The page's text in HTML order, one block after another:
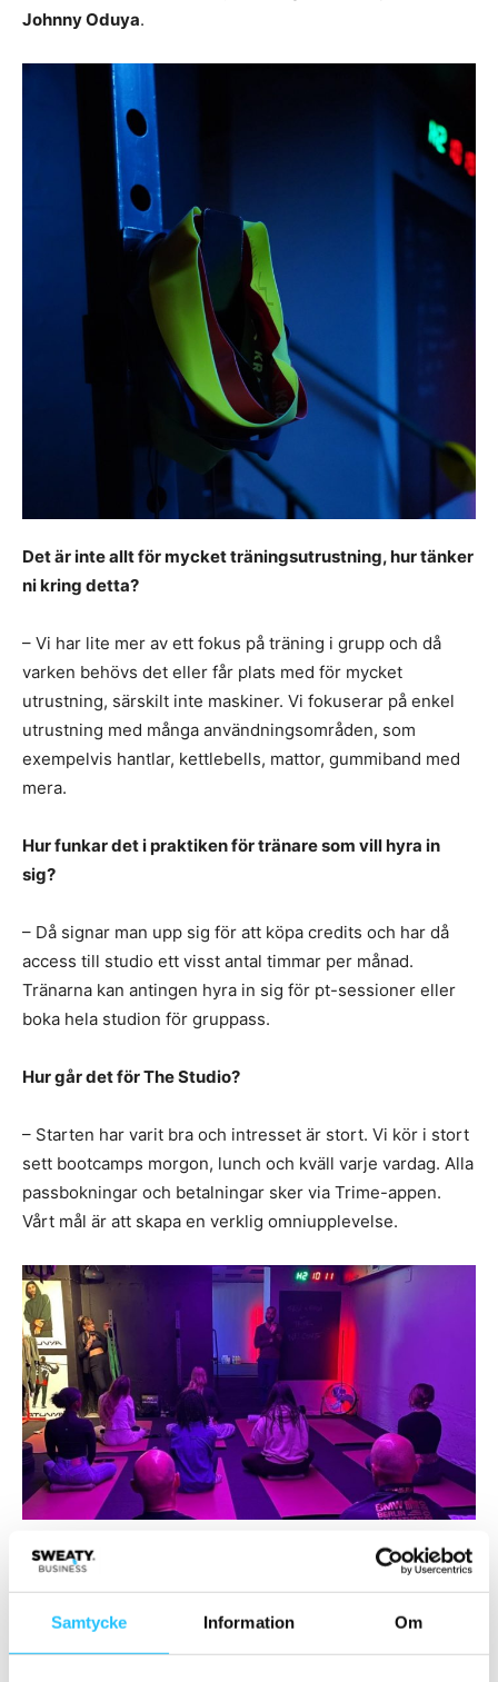
Samtycke Information Om
Johnny Oduya.
Det är inte allt för mycket träningsutrustning, hur tänker
ni kring detta?
– Vi har lite mer av ett fokus på träning i grupp och då
varken behövs det eller får plats med för mycket
utrustning, särskilt inte maskiner. Vi fokuserar på enkel
utrustning med många användningsområden, som
exempelvis hantlar, kettlebells, mattor, gummiband med
mera.
Hur funkar det i praktiken för tränare som vill hyra in
sig?
– Då signar man upp sig för att köpa credits och har då
access till studio ett visst antal timmar per månad.
Tränarna kan antingen hyra in sig för pt-sessioner eller
boka hela studion för gruppass.
Hur går det för The Studio?
– Starten har varit bra och intresset är stort. Vi kör i stort
sett bootcamps morgon, lunch och kväll varje vardag. Alla
passbokningar och betalningar sker via Trime-appen.
Vårt mål är att skapa en verklig omniupplevelse.
Vilka är de största fördelarna med Trime-appen?
– Framför allt enkelheten. På bara någon minut kan